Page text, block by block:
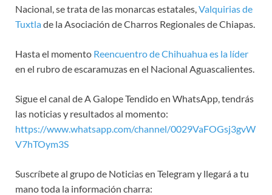
Nacional, se trata de las monarcas estatales,Valquirias de
Tuxtlade la Asociación de Charros Regionales de Chiapas.
Hasta el momento Reencuentro de Chihuahua es la líder
en el rubro de escaramuzas en el Nacional Aguascalientes.
Sigue el canal de A Galope Tendido en WhatsApp, tendrás
las noticias y resultados al momento:
https://www.whatsapp.com/channel/0029VaFOGsj3gvW
V7hTOym3S
Suscríbete al grupo de Noticias en Telegram y llegará a tu
mano toda la información charra: